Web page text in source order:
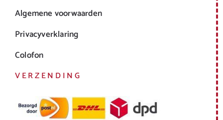
Algemene voorwaarden
Privacyverklaring
Colofon
VERZENDING